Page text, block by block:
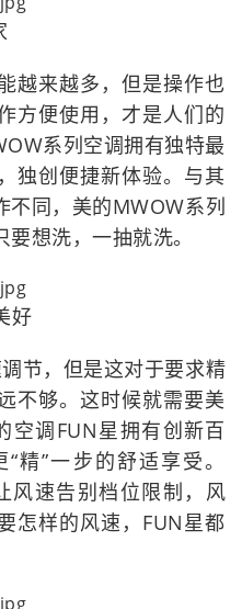
越来越多，但是操作也
方便使用，才是人们的
系列空调拥有独特最
独创便捷新体验。与其
不同，美的MWOW系列
想洗，一抽就洗。
好
节，但是这对于要求精
不够。这时候就需要美
空调FUN星拥有创新百
精”一步的舒适享受。
风速告别档位限制，风
怎样的风速，FUN星都